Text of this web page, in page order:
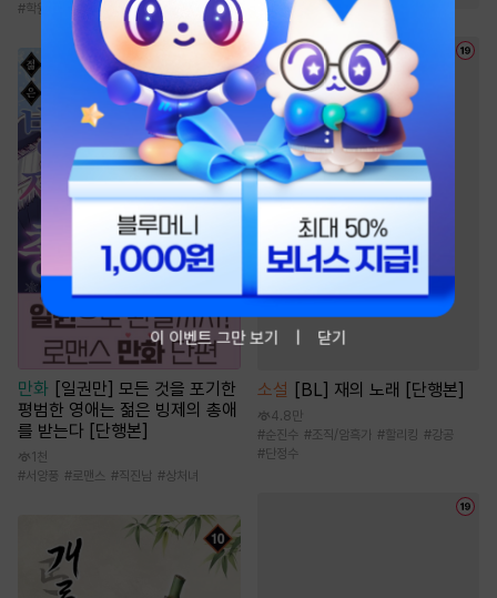
#학원/캠퍼스
만화
[일권만] 모든 것을 포기한
평범한 영애는 젊은 빙제의 총애
를 받는다 [단행본]
1천
#서양풍 #로맨스 #직진남 #상처녀
소설 [BL] 재의 노래 [단행본]
4.8만
#순진수 #조직/암흑가 #할리킹 #강공
#단정수
이 이벤트 그만 보기 닫기